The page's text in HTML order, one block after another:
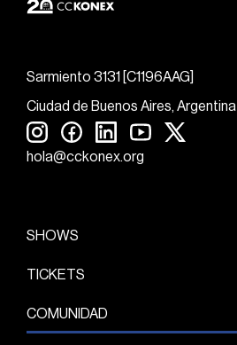
Sarmiento 3131 [C1196AAG]
Ciudad de Buenos Aires, Argentina
hola@cckonex.org
SHOWS
TICKETS
COMUNIDAD